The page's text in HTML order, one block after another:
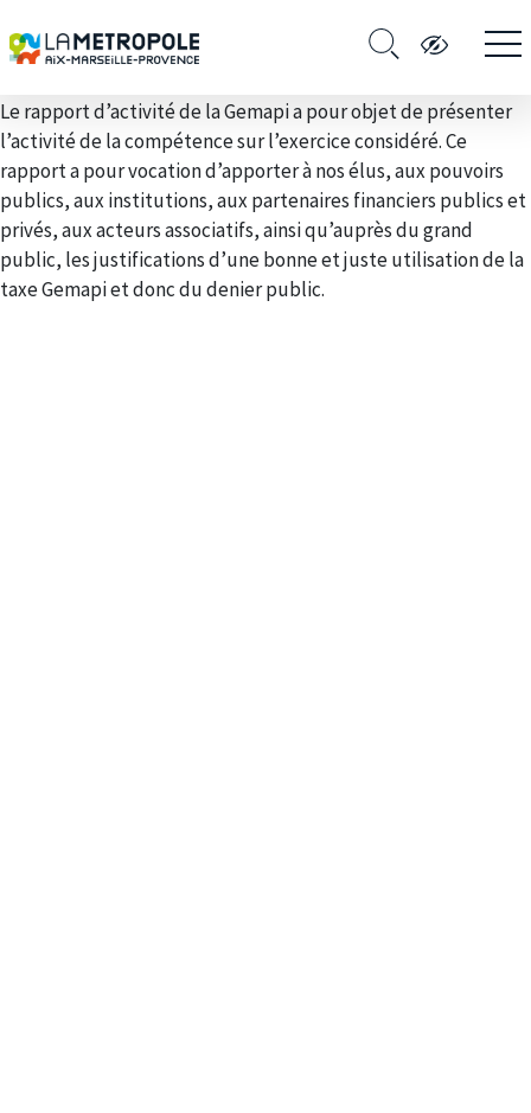
Le rapport d’activité de la Gemapi a pour objet de présenter
l’activité de la compétence sur l’exercice considéré. Ce
rapport a pour vocation d’apporter à nos élus, aux pouvoirs
publics, aux institutions, aux partenaires financiers publics et
privés, aux acteurs associatifs, ainsi qu’auprès du grand
public, les justifications d’une bonne et juste utilisation de la
taxe Gemapi et donc du denier public.